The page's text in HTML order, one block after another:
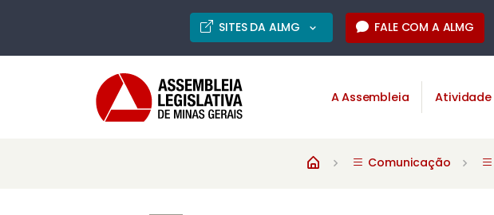
SITES DA ALMG FALE COM A ALMG
A Assembleia
Comunicação